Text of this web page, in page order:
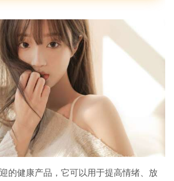
的健康产品，它可以用于提高情绪、放